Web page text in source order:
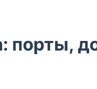
порты,